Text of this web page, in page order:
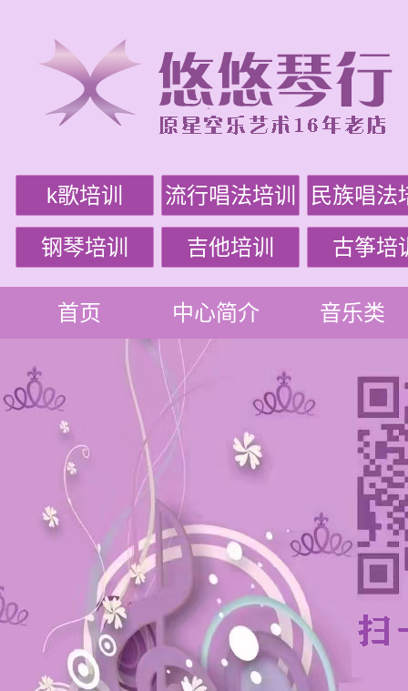
k歌培训 流行唱法培训 民族唱法
钢琴培训 吉他培训 古筝培
首页 中心简介 音乐类